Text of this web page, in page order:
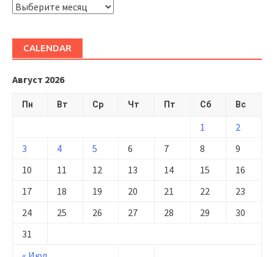
ARHIVĂ
CALENDAR
Август 2026
Пн Вт Ср Чт Пт Сб Вс
1
2
3
4 5 6 7 8
9
10
11 12 13 14 15
16
17
18 19 20 21 22
23
24
25 26 27 28 29
30
31